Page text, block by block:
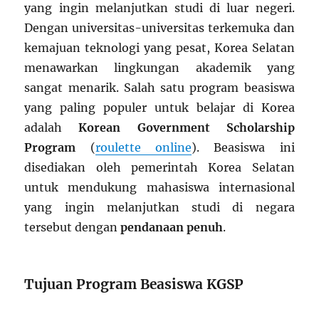
yang ingin melanjutkan studi di luar negeri.
Dengan universitas-universitas terkemuka dan
kemajuan teknologi yang pesat, Korea Selatan
menawarkan lingkungan akademik yang
sangat menarik. Salah satu program beasiswa
yang paling populer untuk belajar di Korea
adalahKorean Government Scholarship
Program (roulette online). Beasiswa ini
disediakan oleh pemerintah Korea Selatan
untuk mendukung mahasiswa internasional
yang ingin melanjutkan studi di negara
tersebut denganpendanaan penuh.
Tujuan Program Beasiswa KGSP